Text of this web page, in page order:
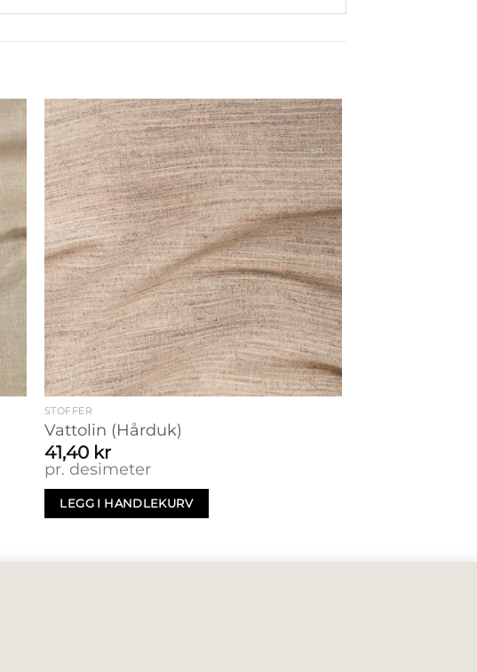
STOFFER
Vattolin (Hårduk)
41,40 kr
pr. desimeter
LEGG I HANDLEKURV